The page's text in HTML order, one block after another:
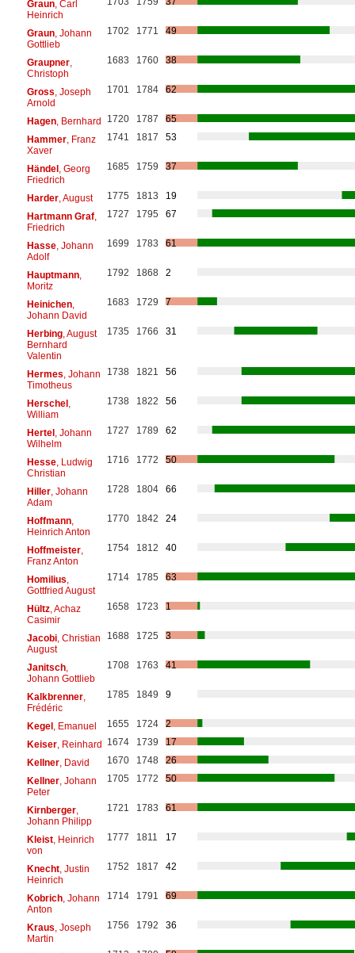
Graun, Carl
Heinrich
Graun, Johann
Gottlieb
1702 1771 49
Graupner,
Christoph
1683 1760 38
Gross , Joseph
Arnold
1701 1784 62
Hagen, Bernhard 1720 1787
65
Hammer, Franz
Xaver
1741 1817 53
Händel, Georg
Friedrich
1685 1759 37
Harder, August 1775 1813
19
Hartmann Graf,
Friedrich
1727 1795 67
Hasse, Johann
Adolf
1699 1783 61
Hauptmann,
Moritz
1792 1868 2
Heinichen,
Johann David
1683 1729 7
Herbing, August
Bernhard
Valentin
1735 1766 31
Hermes , Johann
Timotheus
1738 1821 56
Herschel,
William
1738 1822 56
Hertel, Johann
Wilhelm
1727 1789 62
Hesse, Ludwig
Christian
1716 1772 50
Hiller, Johann
Adam
1728 1804 66
Hoffmann,
Heinrich Anton
1770 1842 24
Hoffmeister,
Franz Anton
1754 1812 40
Homilius
Gottfried August
1714 1785 63
Hültz, Achaz
Casimir
1658 1723 1
Jacobi, Christian
August
1688 1725 3
Janitsch,
Johann Gottlieb
1708 1763 41
Kalkbrenner,
Frédéric
1785 1849 9
Kegel, Emanuel 1655 1724
2
Keiser, Reinhard 1674 1739
17
Kellner, David 1670 1748
26
Kellner, Johann
Peter
1705 1772 50
Kirnberger,
Johann Philipp
1721 1783 61
Kleist, Heinrich
von
1777 1811 17
Knecht, Justin
Heinrich
1752 1817 42
Kobrich, Johann
Anton
1714 1791 69
Kraus , Joseph
Martin
1756 1792 36